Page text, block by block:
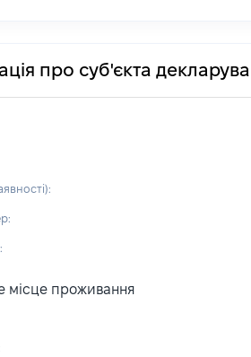
про суб'єкта
місце проживання